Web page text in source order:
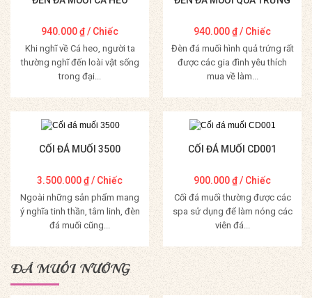
940.000₫/ Chiếc
Khi nghĩ về Cá heo, người ta
thường nghĩ đến loài vật sống
trong đại...
Mua Hàng
940.000₫/ Chiếc
Đèn đá muối hình quả trứng rất
được các gia đình yêu thích
mua về làm...
Mua Hàng
CỐI ĐÁ MUỐI 3500
3.500.000₫/ Chiếc
Ngoài những sản phẩm mang
ý nghĩa tinh thần, tâm linh, đèn
đá muối cũng...
Mua Hàng
CỐI ĐÁ MUỐI CD001
900.000₫/ Chiếc
Cối đá muối thường được các
spa sử dụng để làm nóng các
viên đá...
Mua Hàng
ĐÁ MUỐI NƯỚNG